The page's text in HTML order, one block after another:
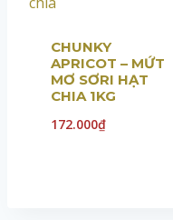
CHUNKY
APRICOT – MỨT
MƠ SƠRI HẠT
CHIA 1KG
172.000₫